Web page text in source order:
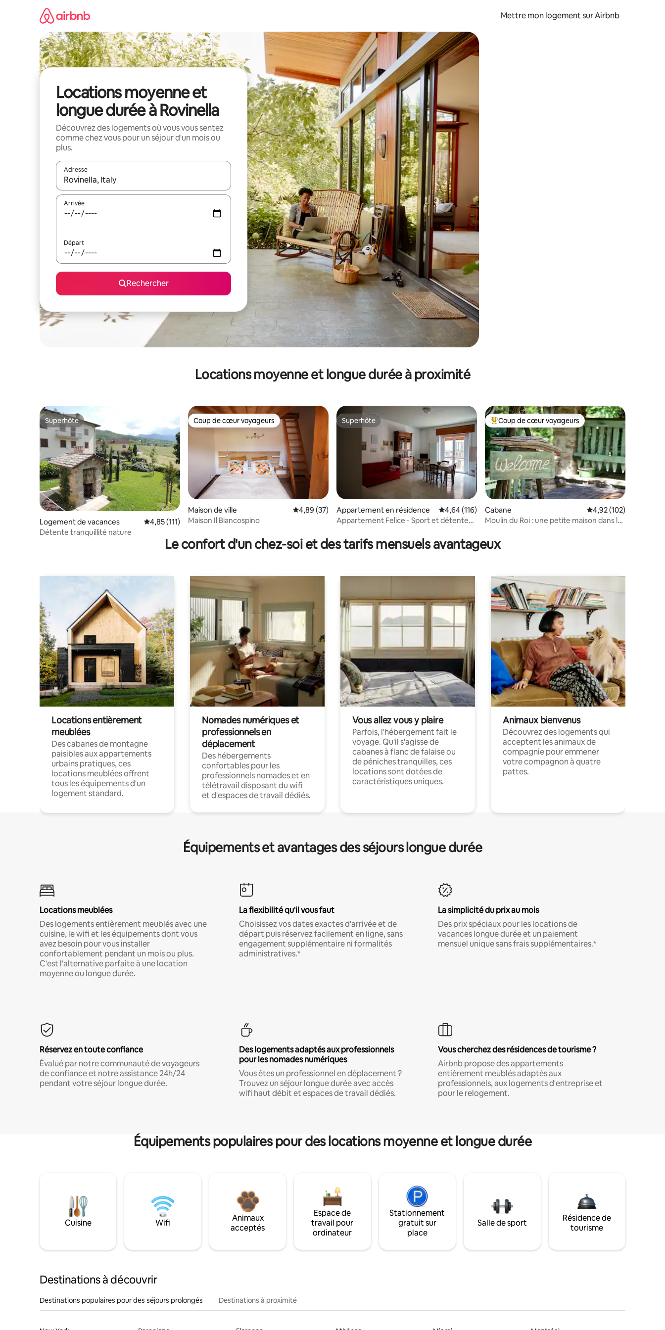
Mettre mon logement sur Airbnb
Locations moyenne et
longue durée à Rovinella
Découvrez des logements où vous vous sentez
comme chez vous pour un séjour d'un mois ou
plus.
Adresse
Lorsque les résultats s'affichent, utilisez les flèches vers le haut et vers le bas pour les parcourir ou en appuyant et en faisant glisser.
Arrivée
Départ
Rechercher
Locations moyenne et longue durée à proximité
Superhôte
Superhôte
Logement de vacances Évaluation moyenne sur la base de 111 commentaires : 4,85 sur 5
4,85 (111)
Détente tranquillité nature
Coup de cœur voyageurs
Coup de cœur voyageurs
Maison de ville Évaluation moyenne sur la base de 37 commentaires : 4,89 sur 5
4,89 (37)
Maison Il Biancospino
Superhôte
Superhôte
Appartement en résidence Évaluation moyenne sur la base de 116 commentaires : 4,64 sur 5
4,64 (116)
Appartement Felice - Sport et détente
Coups de cœur voyageurs les plus appréciés
Coup de cœur voyageurs
Cabane Évaluation moyenne
4,92 (102)
Moulin du Roi : une petite maison dans la
Le confort d'un chez-soi et des tarifs mensuels avantageux
Locations entièrement
meublées
Des cabanes de montagne
paisibles aux appartements
urbains pratiques, ces
locations meublées offrent
tous les équipements d'un
logement standard.
Nomades numériques et
professionnels en
déplacement
Des hébergements
confortables pour les
professionnels nomades et en
télétravail disposant du wifi
et d'espaces de travail dédiés.
Vous allez vous y plaire
Parfois, l'hébergement fait le
voyage. Qu'il s'agisse de
cabanes à flanc de falaise ou
de péniches tranquilles, ces
locations sont dotées de
caractéristiques uniques.
Animaux bienvenus
Découvrez des logements qui
acceptent les animaux de
compagnie pour emmener
votre compagnon à quatre
pattes.
Équipements et avantages des séjours longue durée
Locations meublées
Des logements entièrement meublés avec une
cuisine, le wifi et les équipements dont vous
avez besoin pour vous installer
confortablement pendant un mois ou plus.
C'est l'alternative parfaite à une location
moyenne ou longue durée.
La flexibilité qu'il vous faut
Choisissez vos dates exactes d'arrivée et de
départ puis réservez facilement en ligne, sans
engagement supplémentaire ni formalités
administratives.*
La simplicité du prix au mois
Des prix spéciaux pour les locations de
vacances longue durée et un paiement
mensuel unique sans frais supplémentaires.*
Réservez en toute confiance
Évalué par notre communauté de voyageurs
de confiance et notre assistance 24h/24
pendant votre séjour longue durée.
Des logements adaptés aux professionnels
pour les nomades numériques
Vous êtes un professionnel en déplacement ?
Trouvez un séjour longue durée avec accès
wifi haut débit et espaces de travail dédiés.
Vous cherchez des résidences de tourisme ?
Airbnb propose des appartements
entièrement meublés adaptés aux
professionnels, aux logements d'entreprise et
pour le relogement.
Équipements populaires pour des locations moyenne et longue durée
Cuisine Wifi
Animaux
acceptés
Espace de
travail pour
ordinateur
Stationnement
gratuit sur
place
Salle de sport
Résidence de
tourisme
Destinations à découvrir
Destinations populaires pour des séjours prolongés Destinations à proximité